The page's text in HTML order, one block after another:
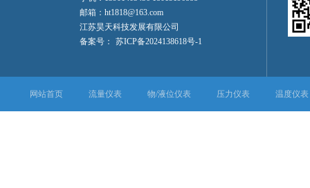
邮箱：ht1818@163.com
江苏昊天科技发展有限公司
备案号：
苏ICP备2024138618号-1
网站首页 流量仪表 物/液位仪表 压力仪表 温度仪表